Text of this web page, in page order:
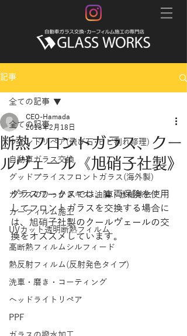
記事
全ての記事
ウインドリペア(飛び石･ヒビ割れ修理)
自動車ガラス交換
グッドプライスフロントガラス(海外製)
ガラスのひっかきキズ･油膜・水垢除去
カーフィルム施工
UVカット透明断熱フィルム
高断熱フィルムシルフィード
熱反射フィルム(反射発色タイプ)
洗車・磨き・コーティング
ヘッドライトリペア
PPF
全ての記事
断熱フロントガラス、クー
ルヴェール《旭硝子社製》
CEO-Hamada
2018年2月18日
グラスワークスでは、車両保険を使用
してフロントガラスを交換する場合に
は、旭硝子社製のクールヴェールの交
換をオススメしています。